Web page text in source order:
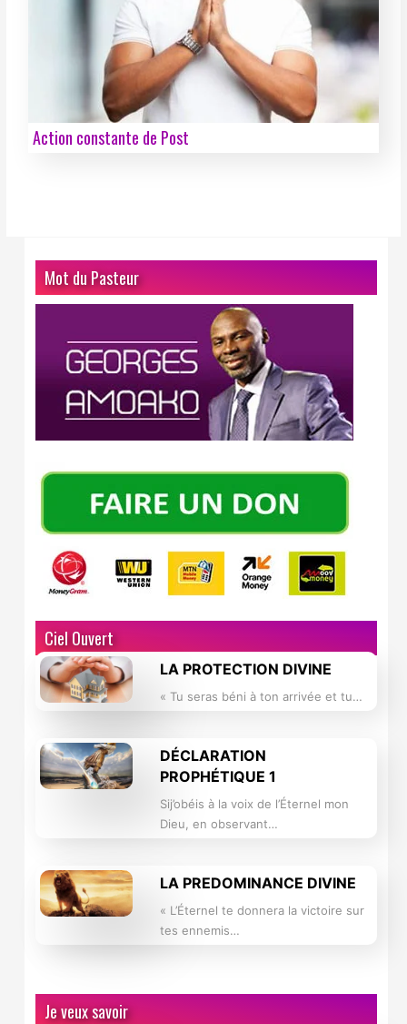
Action constante de Post
Mot du Pasteur
Ciel Ouvert
LA PROTECTION DIVINE
« Tu seras béni à ton arrivée et tu…
DÉCLARATION
PROPHÉTIQUE 1
Sij’obéis à la voix de l’Éternel mon
Dieu, en observant…
LA PREDOMINANCE DIVINE
« L’Éternel te donnera la victoire sur
tes ennemis…
Je veux savoir